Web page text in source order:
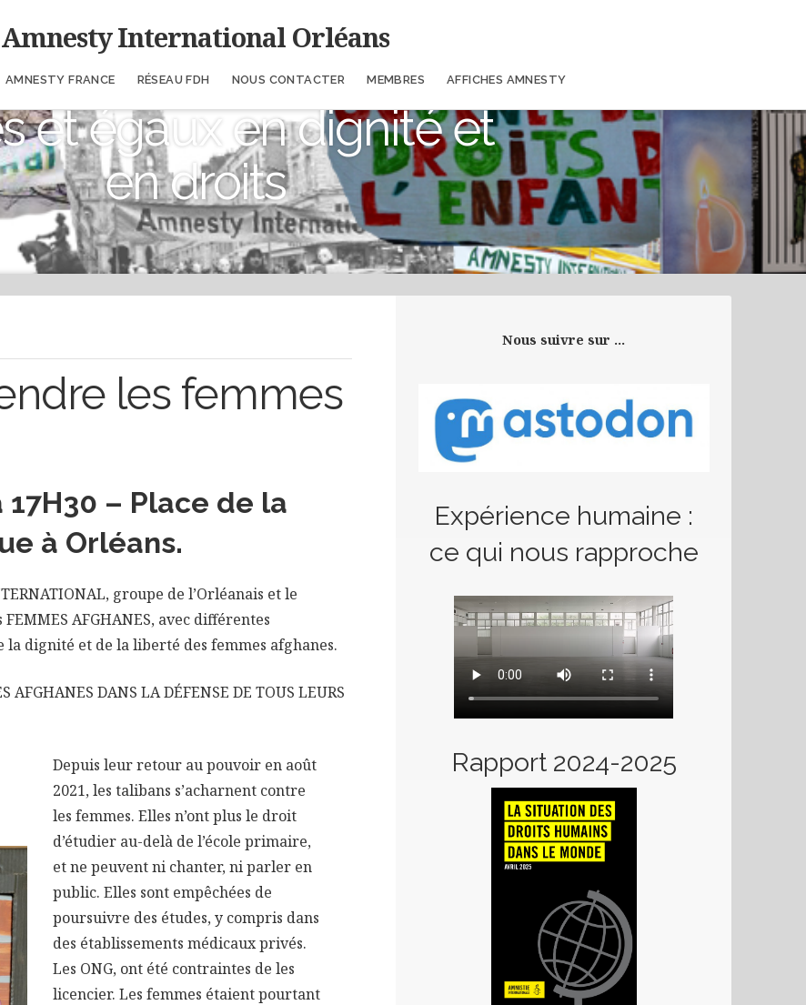
Amnesty International Orléans
AMNESTY FRANCE RÉSEAU FDH NOUS CONTACTER MEMBRES AFFICHES AMNESTY
et égaux en dignité et
en droits
les femmes
– Place de la
à Orléans.
groupe de l’Orléanais et le
AFGHANES, avec différentes
la dignité et de la liberté des femmes afghanes.
AFGHANES DANS LA DÉFENSE DE TOUS LEURS
Depuis leur retour au pouvoir en août
2021, les talibans s’acharnent contre
les femmes. Elles n’ont plus le droit
d’étudier au-delà de l’école primaire,
et ne peuvent ni chanter, ni parler en
public. Elles sont empêchées de
poursuivre des études, y compris dans
des établissements médicaux privés.
Les ONG, ont été contraintes de les
licencier. Les femmes étaient pourtant
Nous suivre sur ...
Expérience humaine :
ce qui nous rapproche
Rapport 2024-2025